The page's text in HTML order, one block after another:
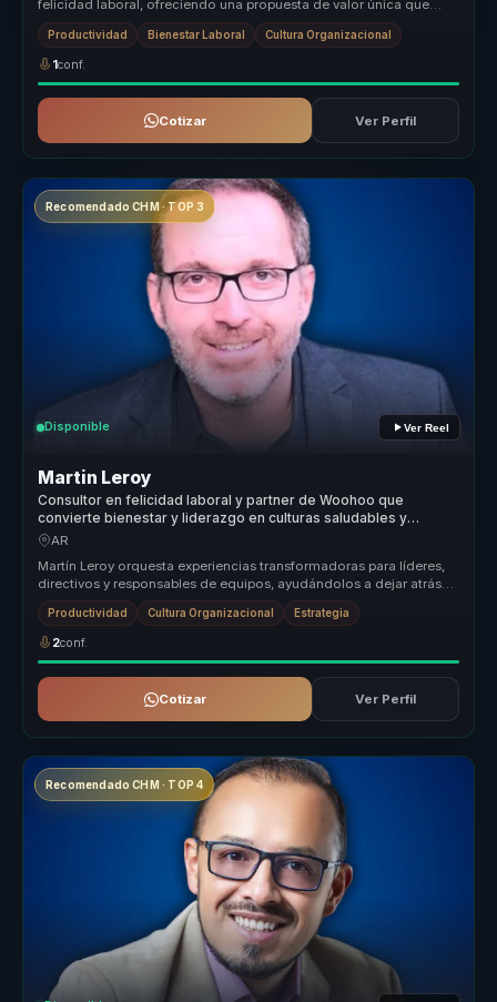
felicidad laboral, ofreciendo una propuesta de valor única que
transforma culturas ...
Productividad Bienestar Laboral Cultura Organizacional
1conf.
Cotizar Ver Perfil
Recomendado CHM · TOP 3
Disponible Ver Reel
Martin Leroy
Consultor en felicidad laboral y partner de Woohoo que
convierte bienestar y liderazgo en culturas saludables y
resultados para empresas.
AR
Martín Leroy orquesta experiencias transformadoras para líderes,
directivos y responsables de equipos, ayudándolos a dejar atrás
equipos ...
Productividad Cultura Organizacional Estrategia
2conf.
Cotizar Ver Perfil
Recomendado CHM · TOP 4